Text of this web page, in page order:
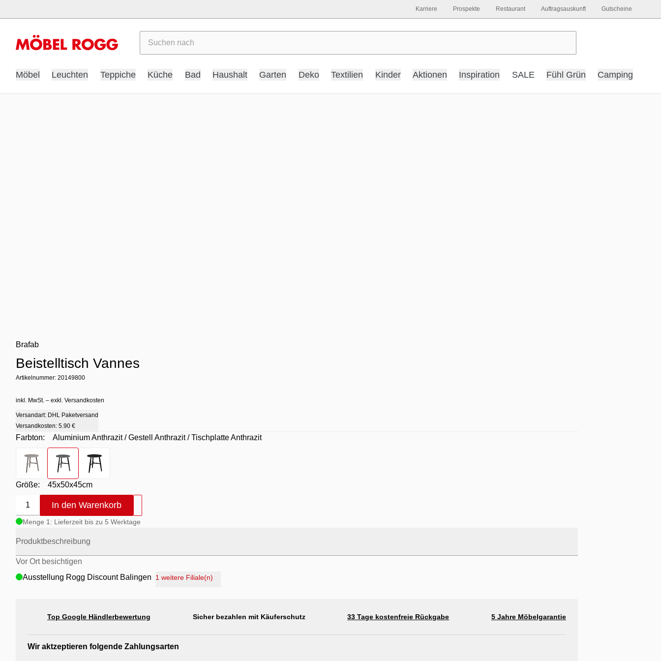
Möbel Leuchten Teppiche Küche Bad Haushalt Garten Deko Textilien Kinder Aktionen Inspiration SALE Fühl Grün Camping
Karriere Prospekte Restaurant Auftragsauskunft Gutscheine
Brafab
Beistelltisch Vannes
Artikelnummer: 20149800
inkl. MwSt. – exkl. Versandkosten
Versandart: DHL Paketversand
Versandkosten: 5.90 €
Farbton:
Aluminium Anthrazit / Gestell Anthrazit / Tischplatte Anthrazit
Farbton
- Aluminium / khaki / Tische Aluminium Khaki
Farbton - Aluminium Anthrazit / Gestell Anthrazit / Tischplatte Anthrazit
Farbton
Größe: 45x50x45cm
1 In den Warenkorb
Menge 1: Lieferzeit bis zu 5 Werktage
Produktbeschreibung
Vor Ort besichtigen
Ausstellung Rogg Discount Balingen
Ausstellung Rogg & Roll Reutlingen
Ausstellung Möbel Rogg Reutlingen
1 weitere Filiale(n)
Top Google Händlerbewertung Sicher bezahlen mit Käuferschutz 33 Tage kostenfreie Rückgabe 5 Jahre Möbelgarantie
Wir aktzeptieren folgende Zahlungsarten